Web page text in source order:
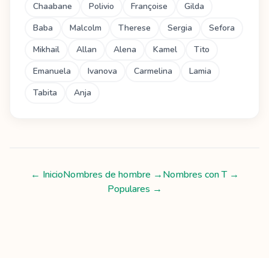
Chaabane Polivio Françoise
Gilda
Baba
Malcolm Therese Sergia
Sefora
Mikhail
Allan Alena Kamel
Tito
Emanuela
Ivanova Carmelina
Lamia
Tabita
Anja
← InicioNombres de hombre →Nombres conT→
Populares →